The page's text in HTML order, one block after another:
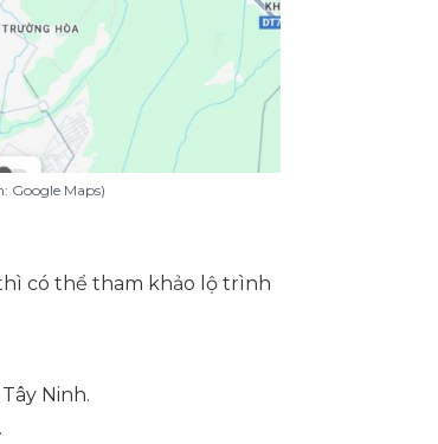
Google Maps)
có thể tham khảo lộ trình
Ninh.